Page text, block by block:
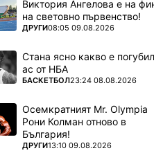
Виктория Ангелова е на
на световно първенство!
ПОВЕЧЕ ОТ
ДРУГИ08:05 09.08.2026
Стана ясно какво е
ас от НБА
ПОВЕЧЕ ОТ
БАСКЕТБОЛ23:24 08.08.2026
Осемкратният Mr. Olympia
Рони Колман отново в
България!
ПОВЕЧЕ ОТ
ДРУГИ13:10 09.08.2026